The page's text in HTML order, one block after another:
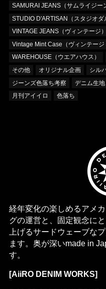
SAMURAI JEANS（サムライジー
STUDIO D'ARTISAN（スタジオダ
VINTAGE JEANS（ヴィンテージ）
Vintage Mint Case（ヴィンテージ
WAREHOUSE（ウエアハウス）
その他
オリジナル企画 シル
ジーンズ色落ち考察
デニム生地
月刊アイイロ
色落ち
経年変化の楽しめるアメ
グの運営と、固定観念に
上げるサードウェーブな
ます。奥が深いmade in
す。
[AiiRO DENIM WORKS]